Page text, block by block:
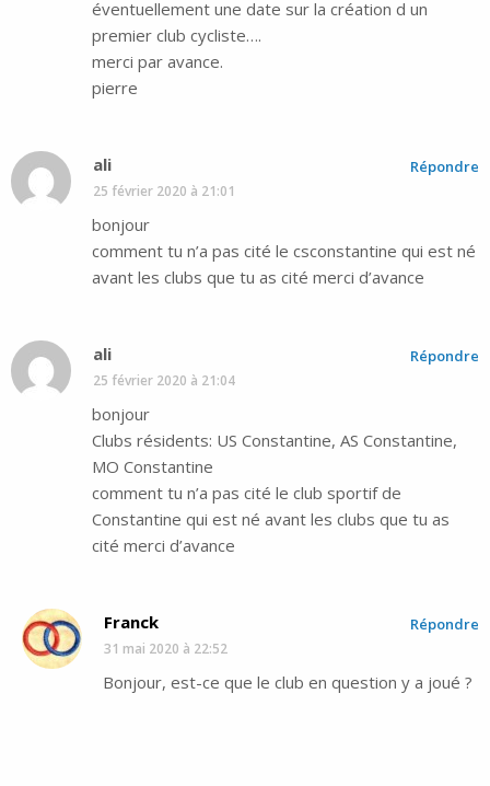
éventuellement une date sur la création d un
premier club cycliste….
merci par avance.
pierre
ali
25 février 2020 à 21:01
bonjour
comment tu n’a pas cité le csconstantine qui est né
avant les clubs que tu as cité merci d’avance
Répondre
ali
25 février 2020 à 21:04
bonjour
Clubs résidents: US Constantine, AS Constantine,
MO Constantine
comment tu n’a pas cité le club sportif de
Constantine qui est né avant les clubs que tu as
cité merci d’avance
Répondre
Franck
31 mai 2020 à 22:52
Bonjour, est-ce que le club en question y a joué ?
Répondre